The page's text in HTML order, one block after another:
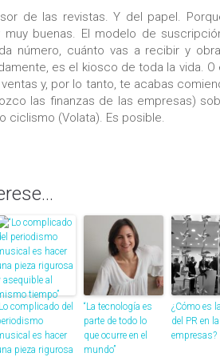
de las revistas. Y del papel.
buenas. El modelo de
número, cuánto vas a recibir y
es el kiosco de toda la vida.
y, por lo tanto, te acabas
las finanzas de las empresas)
ciclismo (Volata). Es posible.
complicado del
es hacer
pieza rigurosa
“La tecnología es
parte de todo lo
que ocurre en el
mundo”
¿Cómo es
del PR en
empresas?